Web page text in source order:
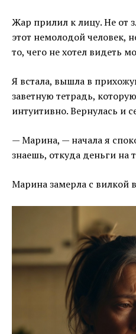
Жар прилил к лицу. Не от
этот немолодой человек,
то, чего не хотел видеть
Я встала, вышла в
заветную тетрадь,
интуитивно. Вернулась и
— Марина, — начала я
знаешь, откуда деньги на
Марина замерла с вилкой